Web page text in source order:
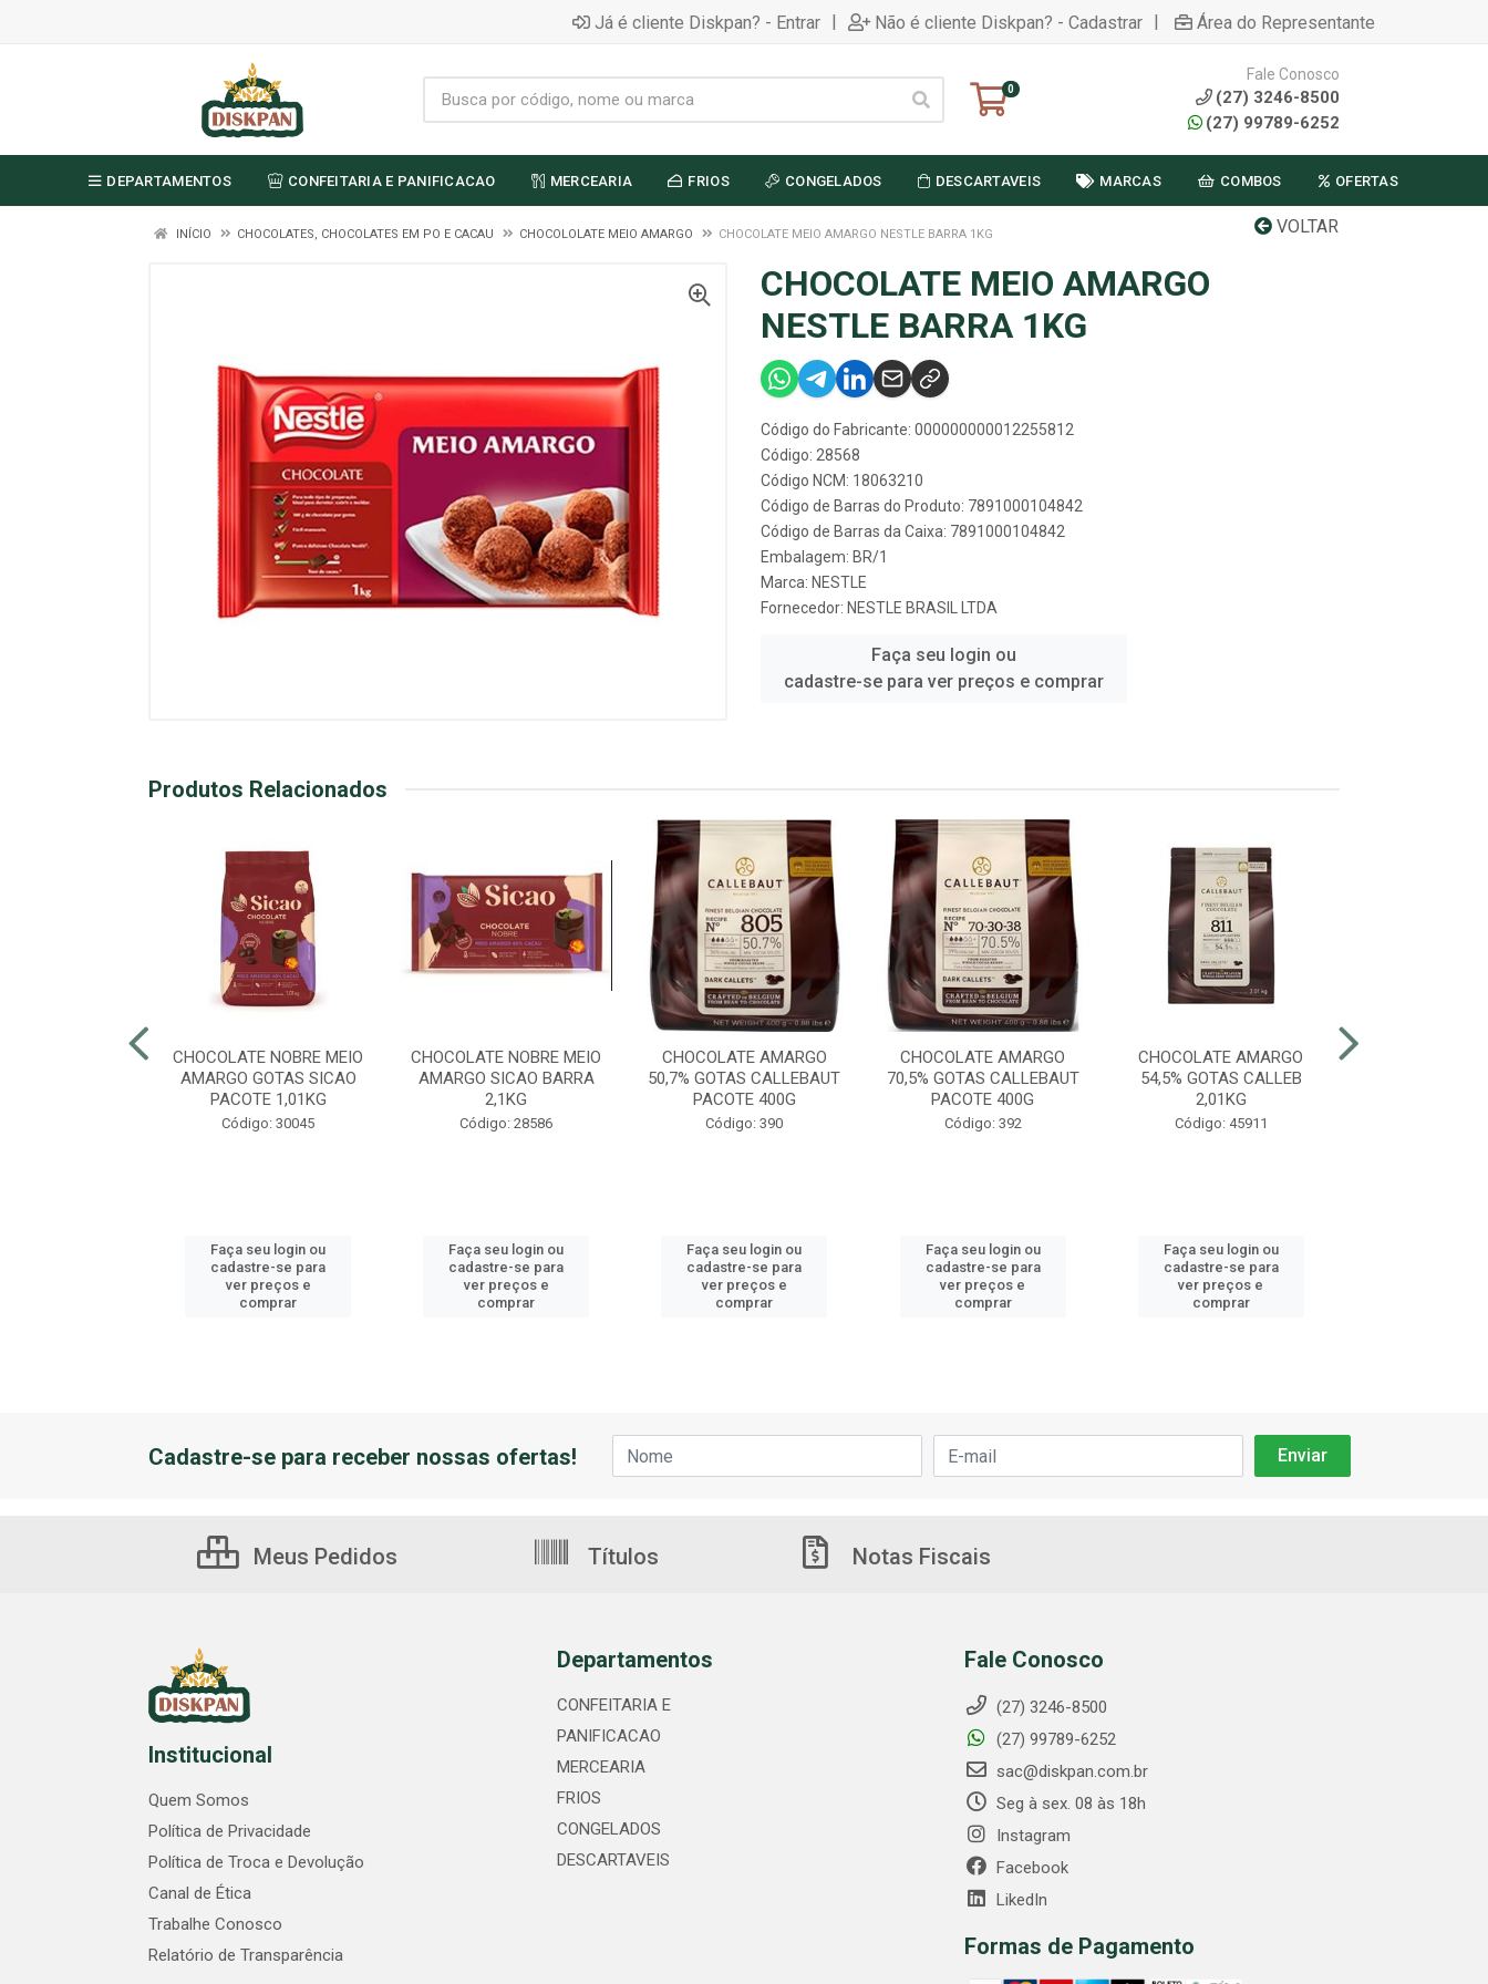
Já é cliente Diskpan? - Entrar | Não é cliente Diskpan? - Cadastrar | Área do Representante
0
Fale Conosco
(27) 3246-8500
(27) 99789-6252
DEPARTAMENTOS CONFEITARIA E PANIFICACAO MERCEARIA FRIOS CONGELADOS DESCARTAVEIS MARCAS COMBOS OFERTAS
VOLTAR
INÍCIO CHOCOLATES, CHOCOLATES EM PO E CACAU CHOCOLOLATE MEIO AMARGO CHOCOLATE MEIO AMARGO NESTLE BARRA 1KG
CHOCOLATE MEIO AMARGO
NESTLE BARRA 1KG
Código do Fabricante: 000000000012255812
Código: 28568
Código NCM: 18063210
Código de Barras do Produto: 7891000104842
Código de Barras da Caixa: 7891000104842
Embalagem: BR/1
Marca: NESTLE
Fornecedor: NESTLE BRASIL LTDA
Faça seu login ou
cadastre-se para ver preços e comprar
Produtos Relacionados
CHOCOLATE NOBRE MEIO
AMARGO GOTAS SICAO
PACOTE 1,01KG
Código: 30045
Faça seu login ou
cadastre-se para
ver preços e
comprar
CHOCOLATE NOBRE MEIO
AMARGO SICAO BARRA
2,1KG
Código: 28586
Faça seu login ou
cadastre-se para
ver preços e
comprar
CHOCOLATE AMARGO
50,7% GOTAS CALLEBAUT
PACOTE 400G
Código: 390
Faça seu login ou
cadastre-se para
ver preços e
comprar
CHOCOLATE AMARGO
70,5% GOTAS CALLEBAUT
PACOTE 400G
Código: 392
Faça seu login ou
cadastre-se para
ver preços e
comprar
CHOCOLATE AMARGO
54,5% GOTAS CALLEB
2,01KG
Código: 45911
Faça seu login ou
cadastre-se para
ver preços e
comprar
Cadastre-se para receber nossas ofertas!
Meus Pedidos Títulos Notas Fiscais
Institucional
Quem Somos
Política de Privacidade
Política de Troca e Devolução
Canal de Ética
Trabalhe Conosco
Relatório de Transparência
Departamentos
CONFEITARIA E
PANIFICACAO
MERCEARIA
FRIOS
CONGELADOS
DESCARTAVEIS
Fale Conosco
(27) 3246-8500
(27) 99789-6252
sac@diskpan.com.br
Seg à sex. 08 às 18h
Instagram
Facebook
LikedIn
Formas de Pagamento